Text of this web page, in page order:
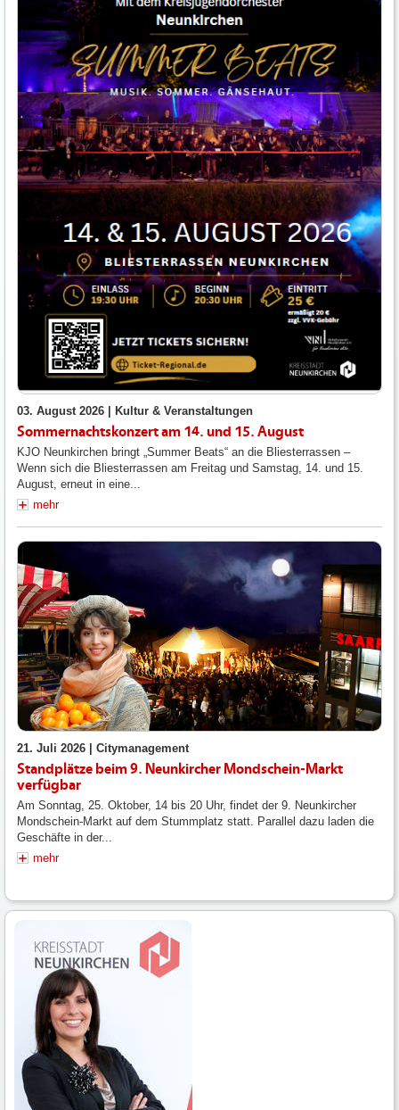
03. August 2026 | Kultur & Veranstaltungen
Sommernachtskonzert am 14. und 15. August
KJO Neunkirchen bringt „Summer Beats“ an die Bliesterrassen –
Wenn sich die Bliesterrassen am Freitag und Samstag, 14. und 15.
August, erneut in eine...
mehr
21. Juli 2026 | Citymanagement
Standplätze beim 9. Neunkircher Mondschein-Markt
verfügbar
Am Sonntag, 25. Oktober, 14 bis 20 Uhr, findet der 9. Neunkircher
Mondschein-Markt auf dem Stummplatz statt. Parallel dazu laden die
Geschäfte in der...
mehr